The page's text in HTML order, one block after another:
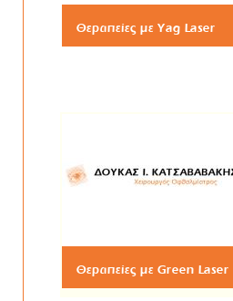
Θεραπείες με Yag Laser
Θεραπείες με Green Laser